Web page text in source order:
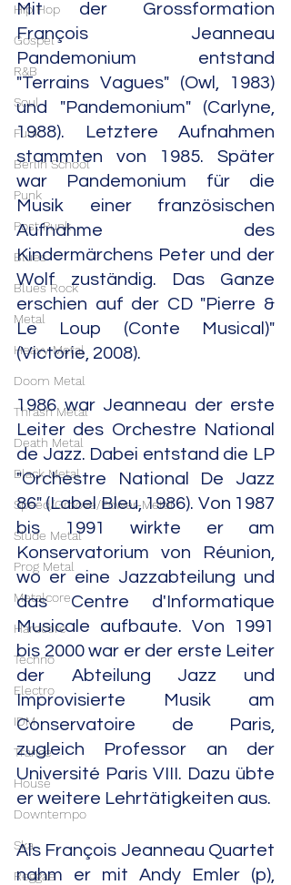
Hip Hop
Gospel
R&B
Soul
Funk
Berlin School
Punk
Post Punk
Blues
Blues Rock
Metal
Heavy Metal
Doom Metal
Thrash Metal
Death Metal
Black Metal
Speed/Groove/Power-Metal
Slude Metal
Prog Metal
Metalcore
Hardcore
Techno
Electro
IDM
Trance
House
Downtempo
Ska
Reggae
Mit der Grossformation
François Jeanneau
Pandemonium entstand
"Terrains Vagues" (Owl, 1983)
und "Pandemonium" (Carlyne,
1988). Letztere Aufnahmen
stammten von 1985. Später
war Pandemonium für die
Musik einer französischen
Aufnahme des
Kindermärchens Peter und der
Wolf zuständig. Das Ganze
erschien auf der CD "Pierre &
Le Loup (Conte Musical)"
(Victorie, 2008).
1986 war Jeanneau der erste
Leiter des Orchestre National
de Jazz. Dabei entstand die LP
"Orchestre National De Jazz
86" (Label Bleu, 1986). Von 1987
bis 1991 wirkte er am
Konservatorium von Réunion,
wo er eine Jazzabteilung und
das Centre d'Informatique
Musicale aufbaute. Von 1991
bis 2000 war er der erste Leiter
der Abteilung Jazz und
Improvisierte Musik am
Conservatoire de Paris,
zugleich Professor an der
Université Paris VIII. Dazu übte
er weitere Lehrtätigkeiten aus.
Als François Jeanneau Quartet
nahm er mit Andy Emler (p),